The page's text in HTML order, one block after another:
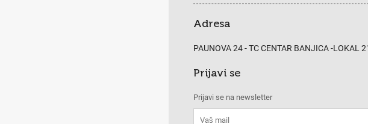
Adresa
PAUNOVA 24 - TC CENTAR BANJICA -LOKAL
Prijavi se
Prijavi se na newsletter